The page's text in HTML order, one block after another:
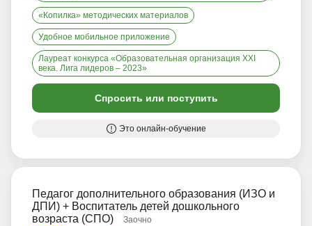
«Копилка» методических материалов
Удобное мобильное приложение
Лауреат конкурса «Образовательная организация XXI
века. Лига лидеров – 2023»
Спросить или поступить
Это онлайн-обучение
Педагог дополнительного образования (ИЗО и
ДПИ) + Воспитатель детей дошкольного
возраста (СПО)
Заочно